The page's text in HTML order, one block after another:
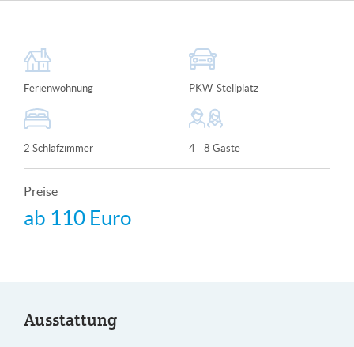
Ferienwohnung PKW-Stellplatz
2 Schlafzimmer 4 - 8 Gäste
Preise
ab 110 Euro
Ausstattung